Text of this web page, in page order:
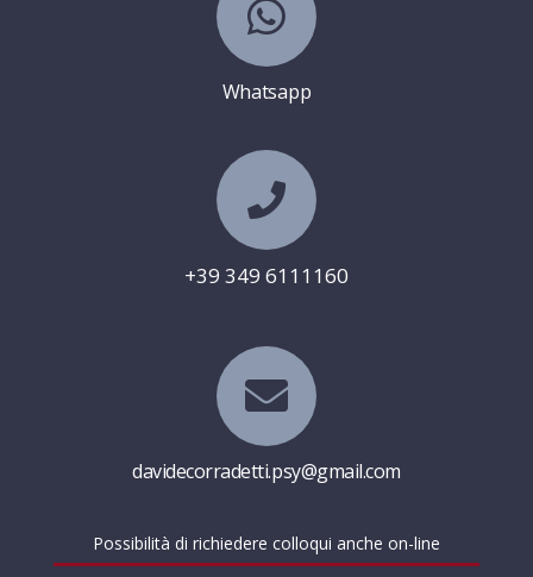

Whatsapp

+39 349 6111160

davidecorradetti.psy@gmail.com
Possibilità di richiedere colloqui anche on-line